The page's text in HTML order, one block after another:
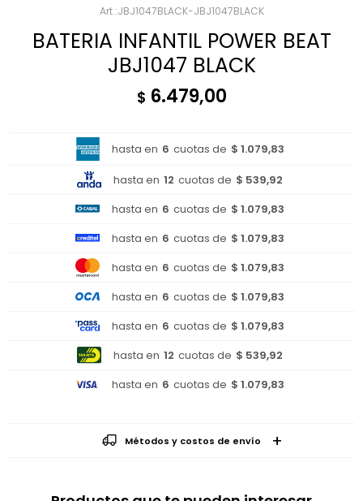
JBJ1047BLACK-JBJ1047BLACK
BATERIA INFANTIL POWER BEAT
JBJ1047 BLACK
$ 6.479,00
hasta en 6 cuotas de $ 1.079,83
hasta en 12 cuotas de $ 539,92
hasta en 6 cuotas de $ 1.079,83
hasta en 6 cuotas de $ 1.079,83
hasta en 6 cuotas de $ 1.079,83
hasta en 6 cuotas de $ 1.079,83
hasta en 6 cuotas de $ 1.079,83
hasta en 12 cuotas de $ 539,92
hasta en 6 cuotas de $ 1.079,83
Métodos y costos de envío